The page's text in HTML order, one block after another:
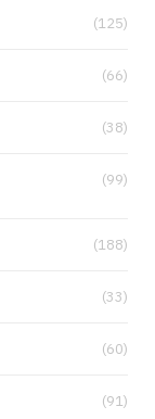
(125)
(66)
(38)
(99)
(188)
(33)
(60)
(91)